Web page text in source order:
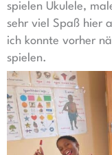
spielen Ukulele,
sehr viel Spaß hier
ich konnte vorher
spielen.